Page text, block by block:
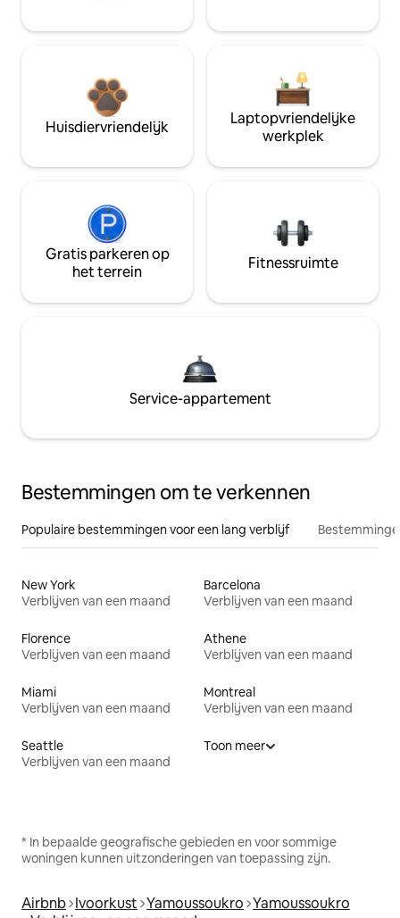
Huisdiervriendelijk
Laptopvriendelijke
werkplek
Gratis parkeren op
het terrein
Fitnessruimte
Service-appartement
Bestemmingen om te verkennen
Populaire bestemmingen voor een lang verblijf
New York
Verblijven van een maand
Barcelona
Verblijven van een maand
Florence
Verblijven van een maand
Athene
Verblijven van een maand
Miami
Verblijven van een maand
Montreal
Verblijven van een maand
Seattle
Verblijven van een maand
Toon meer
* In bepaalde geografische gebieden en voor sommige
woningen kunnen uitzonderingen van toepassing zijn.
Airbnb Ivoorkust Yamoussoukro Yamoussoukro